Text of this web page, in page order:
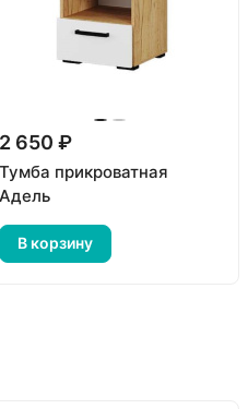
2 650 ₽
Тумба прикроватная
Адель
В корзину